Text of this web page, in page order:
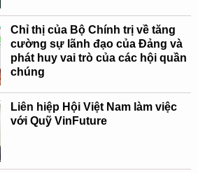
Chỉ thị của Bộ Chính trị về tăng
cường sự lãnh đạo của Đảng và
phát huy vai trò của các hội quần
chúng
Liên hiệp Hội Việt Nam làm việc
với Quỹ VinFuture